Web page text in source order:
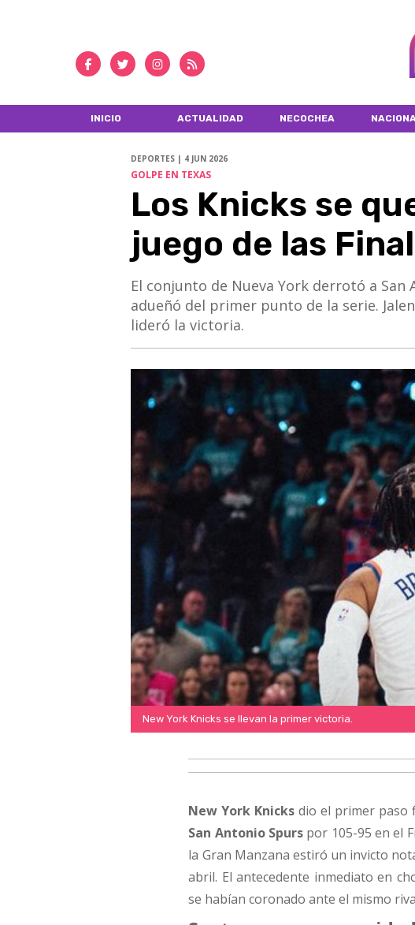
INICIO ACTUALIDAD NECOCHEA
DEPORTES | 4 JUN 2026
GOLPE EN TEXAS
Los Knicks se
juego de las
El conjunto de Nueva York derrotó a
adueñó del primer punto de la serie.
lideró la victoria.
New York Knicks se llevan la primer victoria.
New York Knicks dio el primer paso
San Antonio Spurs por 105-95 en el
la Gran Manzana estiró un invicto
abril. El antecedente inmediato en
se habían coronado ante el mismo